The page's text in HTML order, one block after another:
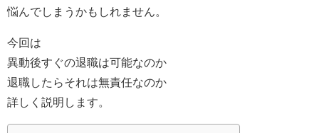
悩んでしまうかもしれません。
今回は
異動後すぐの退職は可能なのか
退職したらそれは無責任なのか
詳しく説明します。